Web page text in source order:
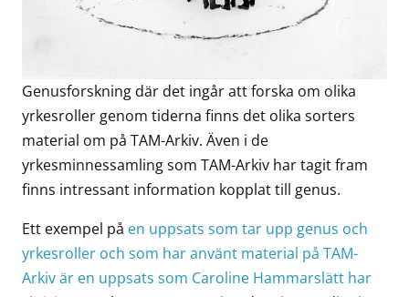
Genusforskning där det ingår att forska om olika
yrkesroller genom tiderna finns det olika sorters
material om på TAM-Arkiv. Även i de
yrkesminnessamling som TAM-Arkiv har tagit fram
finns intressant information kopplat till genus.
Ett exempel på en uppsats som tar upp genus och
yrkesroller och som har använt material på TAM-
Arkiv är en uppsats som Caroline Hammarslätt har